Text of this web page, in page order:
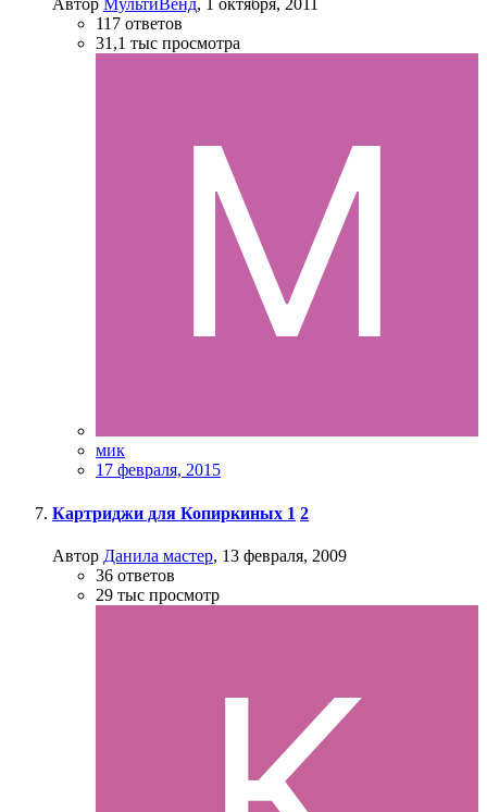
Автор МультиВенд,
1 октября, 2011
117 ответов
31,1 тыс просмотра
мик
17 февраля, 2015
Картриджи для Копиркиных 1 2
Автор Данила мастер, 13 февраля, 2009
36 ответов
29 тыс просмотр